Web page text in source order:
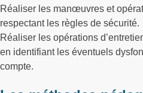
Réaliser les manœuvres et
respectant les règles de sécurité.
Réaliser les opérations
en identifiant les éventuels
compte.